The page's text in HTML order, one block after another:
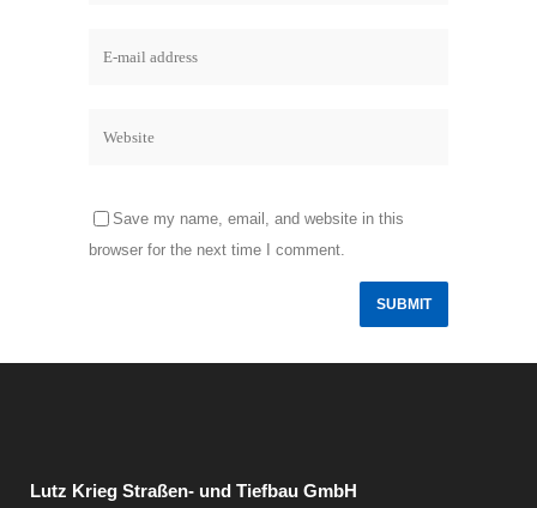
Save my name, email, and website in this
browser for the next time I comment.
Lutz Krieg Straßen- und Tiefbau GmbH